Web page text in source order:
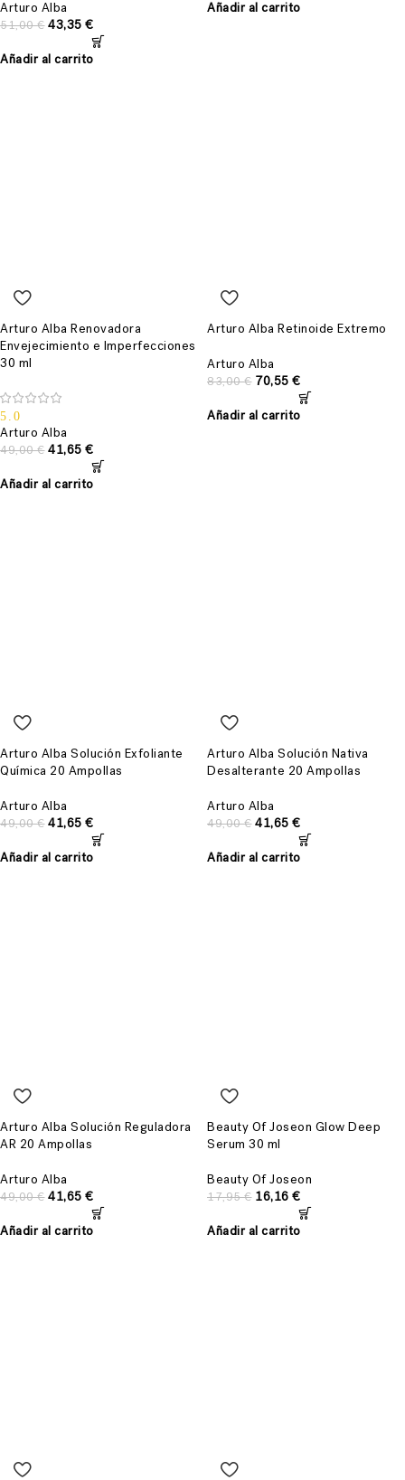
Arturo Alba
51,00€ 43,35 €
Añadir al carrito
Añadir al carrito
Arturo Alba Renovadora
Envejecimiento e Imperfecciones
30 ml
5.0
Arturo Alba
49,00€ 41,65 €
Añadir al carrito
Arturo Alba Retinoide Extremo
Arturo Alba
83,00€ 70,55 €
Añadir al carrito
Arturo Alba Solución Exfoliante
Química 20 Ampollas
Arturo Alba
49,00€ 41,65 €
Añadir al carrito
Arturo Alba Solución Nativa
Desalterante 20 Ampollas
Arturo Alba
49,00€ 41,65 €
Añadir al carrito
Arturo Alba Solución Reguladora
AR 20 Ampollas
Arturo Alba
49,00€ 41,65 €
Añadir al carrito
Beauty Of Joseon Glow Deep
Serum 30 ml
Beauty Of Joseon
17,95€ 16,16 €
Añadir al carrito